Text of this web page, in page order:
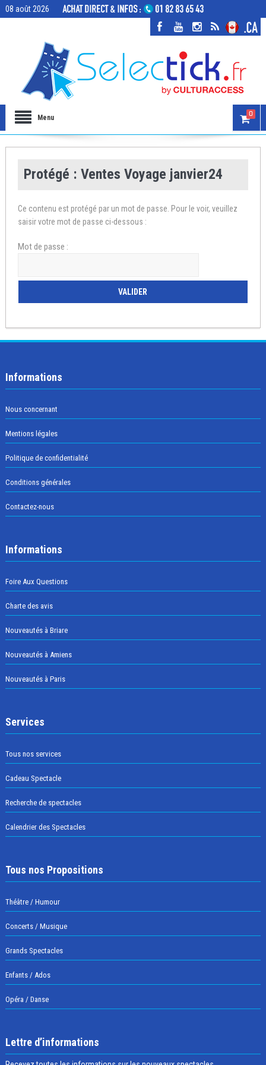
08 août 2026
Menu 0
Protégé : Ventes Voyage janvier24
Ce contenu est protégé par un mot de passe. Pour le voir, veuillez
saisir votre mot de passe ci-dessous :
Mot de passe :
Informations
Nous concernant
Mentions légales
Politique de confidentialité
Conditions générales
Contactez-nous
Informations
Foire Aux Questions
Charte des avis
Nouveautés à Briare
Nouveautés à Amiens
Nouveautés à Paris
Services
Tous nos services
Cadeau Spectacle
Recherche de spectacles
Calendrier des Spectacles
Tous nos Propositions
Théâtre / Humour
Concerts / Musique
Grands Spectacles
Enfants / Ados
Opéra / Danse
Lettre d’informations